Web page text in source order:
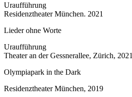
Uraufführung
Residenztheater München. 2021
Lieder ohne Worte
Uraufführung
Theater an der Gessnerallee, Zürich, 2021
Olympiapark in the Dark
Residenztheater München, 2019